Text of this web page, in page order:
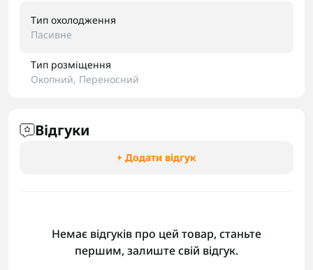
Тип охолодження
Пасивне
Тип розміщення
Окопний, Переносний
Відгуки
+ Додати відгук
Немає відгуків про цей товар, станьте
першим, залиште свій відгук.